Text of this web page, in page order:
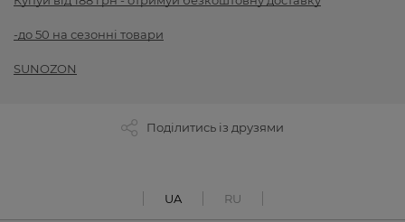
-до 50 на сезонні товари
SUNOZON
Поділитись із друзями
UA RU